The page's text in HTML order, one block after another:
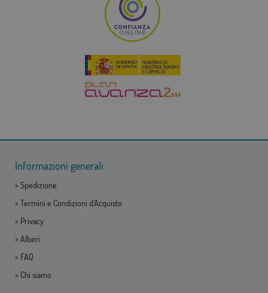
Informazioni generali
> Spedizione
> Termini e Condizioni d'Acquisto
> Privacy
> Alberi
> FAQ
> Chi siamo